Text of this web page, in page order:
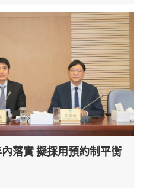
落實 擬採用預約制平衡